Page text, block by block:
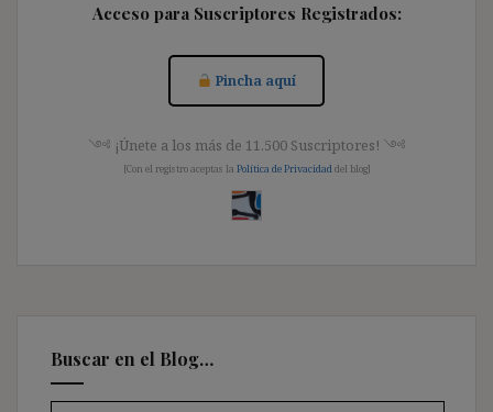
Acceso para Suscriptores Registrados:
Pincha aquí
༺ ¡Únete a los más de 11.500 Suscriptores! ༺
[Con el registro aceptas la Política de Privacidad del blog]
Buscar en el Blog…